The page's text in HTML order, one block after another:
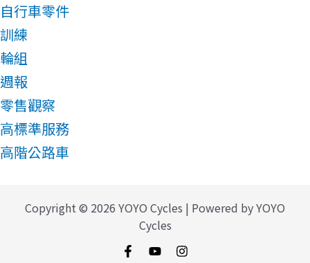
自行車零件
訓練
輪組
週報
零售觀察
高標準服務
高階公路車
Copyright © 2026 YOYO Cycles | Powered by YOYO
Cycles